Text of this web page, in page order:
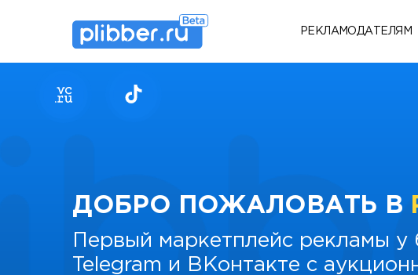
РЕКЛАМОДАТЕЛЯМ
ДОБРО ПОЖАЛОВАТЬ В
Первый маркетплейс рекламы у
Telegram и ВКонтакте с